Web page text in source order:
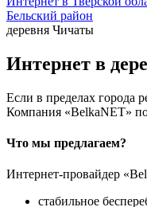
Бельский район
деревня Чичаты
Интернет в
Если в пределах города
Компания «BelkaNET»
Что мы предлагаем?
Интернет-провайдер
стабильное